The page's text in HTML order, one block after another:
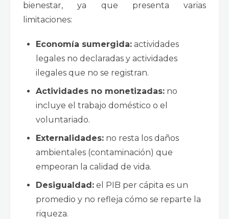
bienestar, ya que presenta varias
limitaciones:
Economía sumergida: actividades
legales no declaradas y actividades
ilegales que no se registran.
Actividades no monetizadas: no
incluye el trabajo doméstico o el
voluntariado.
Externalidades: no resta los daños
ambientales (contaminación) que
empeoran la calidad de vida.
Desigualdad: el PIB per cápita es un
promedio y no refleja cómo se reparte la
riqueza.